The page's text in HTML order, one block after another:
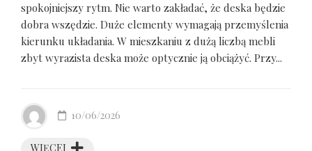
spokojniejszy rytm. Nie warto zakładać, że deska będzie
dobra wszędzie. Duże elementy wymagają przemyślenia
kierunku układania. W mieszkaniu z dużą liczbą mebli
zbyt wyrazista deska może optycznie ją obciążyć. Przy...
WIĘCEJ
10/06/2026